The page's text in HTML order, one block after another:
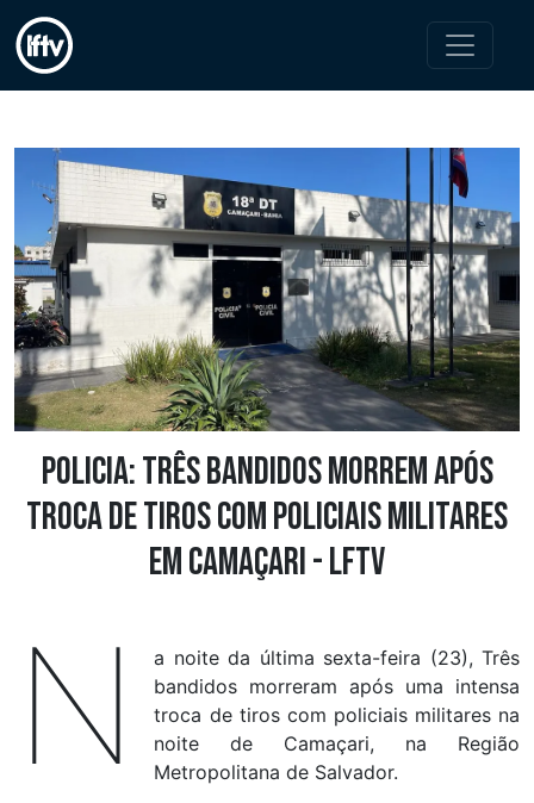
Policia: Três bandidos morrem após
troca de tiros com policiais militares
em Camaçari - LFTV
N
a noite da última sexta-feira (23), Três
bandidos morreram após uma intensa
troca de tiros com policiais militares na
noite de Camaçari, na Região
Metropolitana de Salvador.